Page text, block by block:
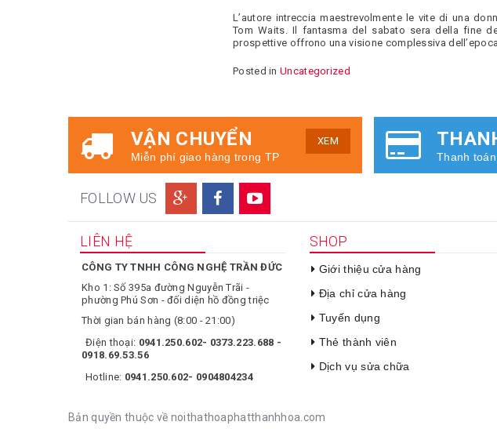
L’autore intreccia maestrevolmente le vite di una
Tom Waits. Il fantasma del sabato sera della fine
prospettive offrono una visione complessiva
Posted in Uncategorized
VẬN CHUYỂN
Miễn phí giao hàng trong TP
XEM
Thanh
FOLLOW US
LIÊN HỆ
CÔNG TY TNHH CÔNG NGHỆ TRẦN ĐỨC
Kho 1: Số 395a đường Nguyễn Trãi -
phường Phú Sơn - đối diện hồ đồng triệc
Thời gian bán hàng (8:00 - 21:00)
Điện thoại: 0941.250.602- 0373.223.688 -
0918.69.53.56
Hotline: 0941.250.602- 0904804234
SHOP
Giới thiệu cửa hàng
Địa chỉ cửa hàng
Tuyến dụng
Thẻ thành viên
Dịch vụ sửa chữa
Bản quyền thuộc về noithathoaphatthanhhoa.com